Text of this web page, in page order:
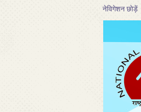
नेविगेशन छोड़ें